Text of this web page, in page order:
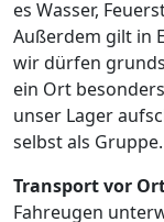
es Wasser,
Außerdem gilt in
wir dürfen
ein Ort
unser Lager
selbst als Gruppe.
Transport vor
Fahreugen